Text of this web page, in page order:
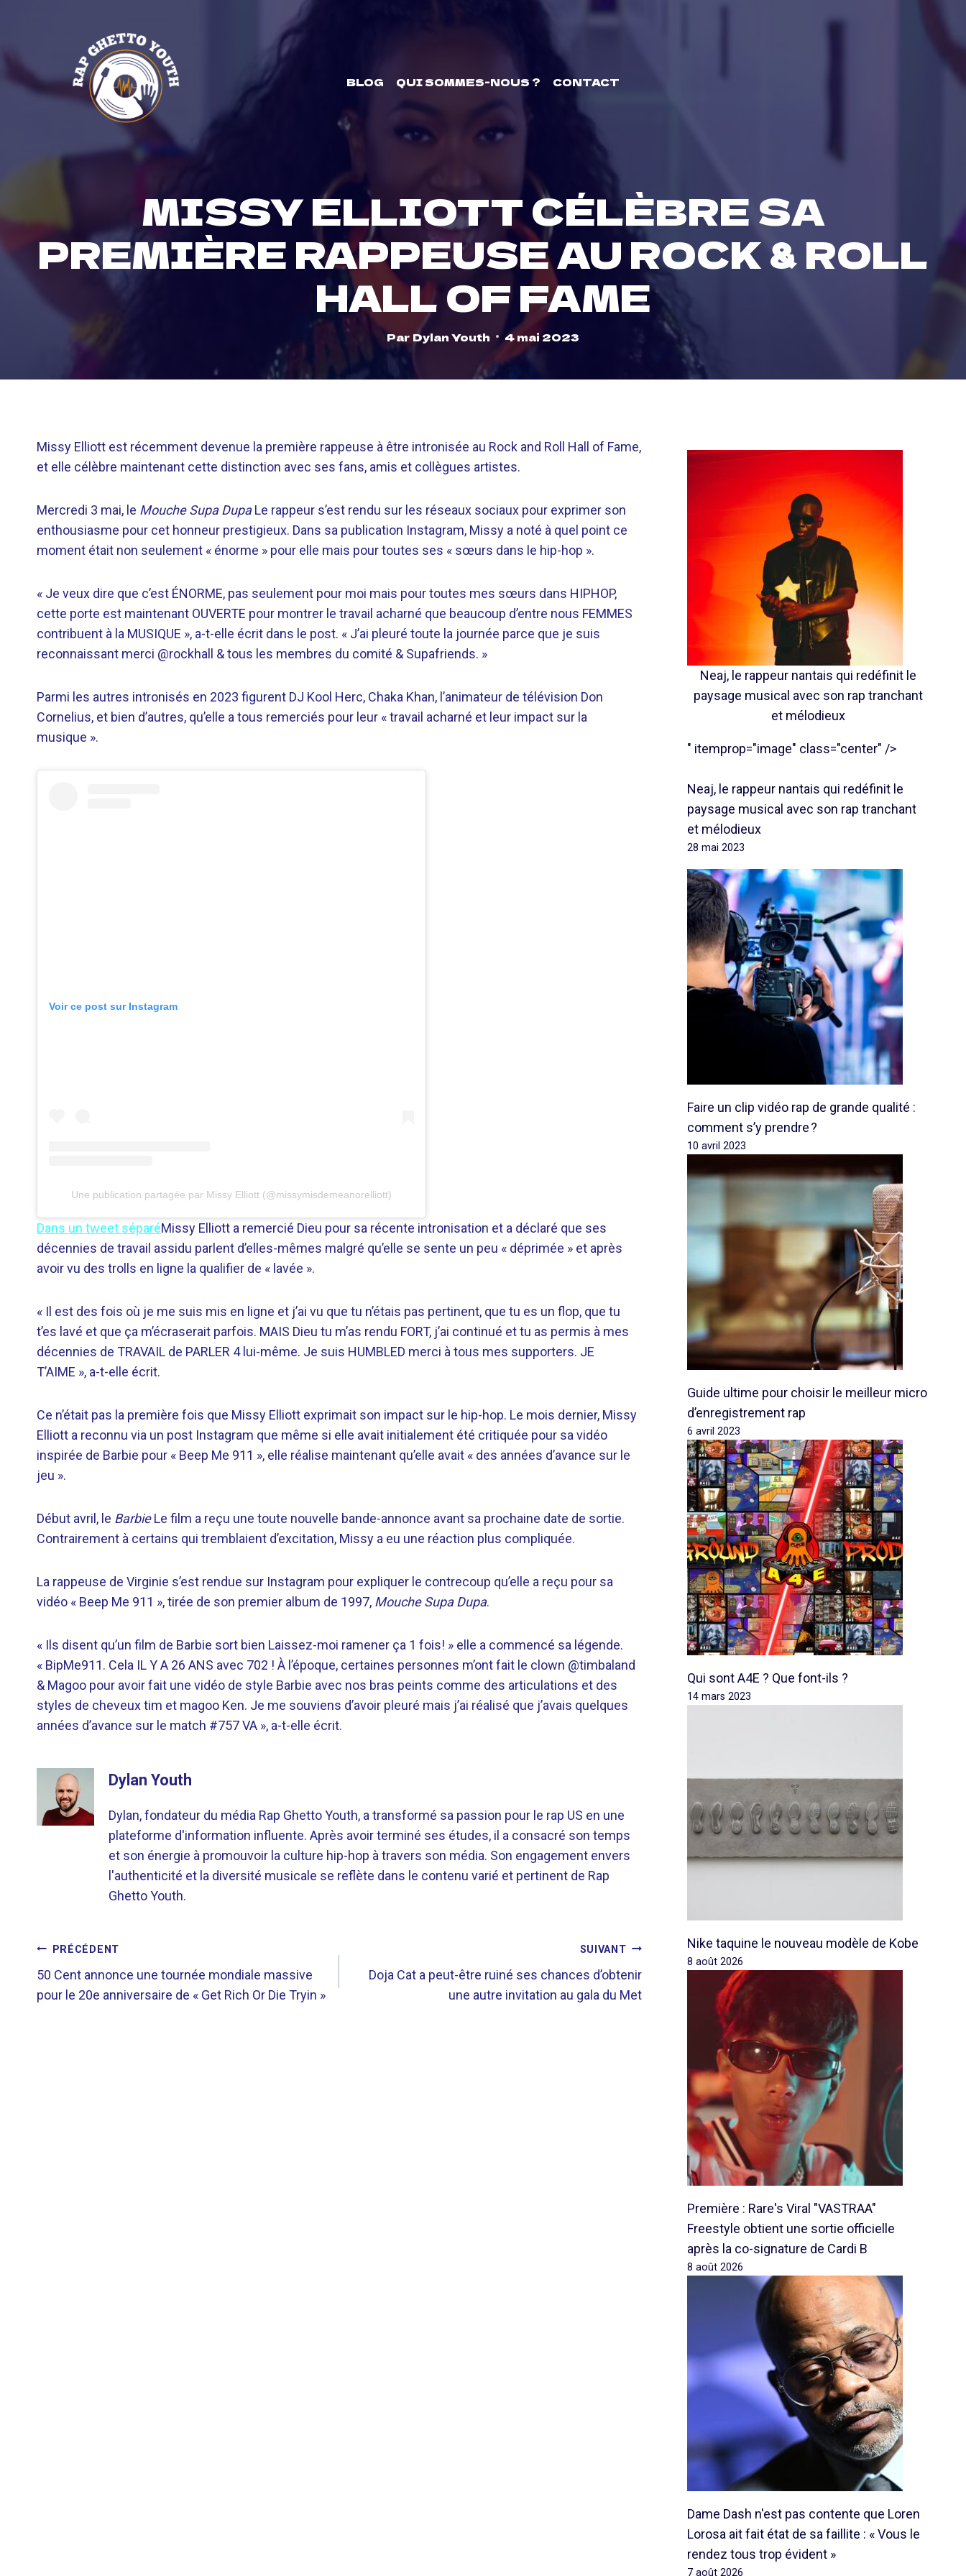
BLOG QUI SOMMES-NOUS ? CONTACT
MISSY ELLIOTT CÉLÈBRE SA
PREMIÈRE RAPPEUSE AU ROCK & ROLL
HALL OF FAME
Par Dylan Youth 4 mai 2023
Missy Elliott est récemment devenue la première rappeuse à être intronisée au Rock and Roll Hall of Fame,
et elle célèbre maintenant cette distinction avec ses fans, amis et collègues artistes.
Mercredi 3 mai, le Mouche Supa DupaLe rappeur s’est rendu sur les réseaux sociaux pour exprimer son
enthousiasme pour cet honneur prestigieux. Dans sa publication Instagram, Missy a noté à quel point ce
moment était non seulement « énorme » pour elle mais pour toutes ses « sœurs dans le hip-hop ».
« Je veux dire que c’est ÉNORME, pas seulement pour moi mais pour toutes mes sœurs dans HIPHOP,
cette porte est maintenant OUVERTE pour montrer le travail acharné que beaucoup d’entre nous FEMMES
contribuent à la MUSIQUE », a-t-elle écrit dans le post. « J’ai pleuré toute la journée parce que je suis
reconnaissant merci @rockhall & tous les membres du comité & Supafriends. »
Parmi les autres intronisés en 2023 figurent DJ Kool Herc, Chaka Khan, l’animateur de télévision Don
Cornelius, et bien d’autres, qu’elle a tous remerciés pour leur « travail acharné et leur impact sur la
musique ».
Voir ce post sur Instagram
Une publication partagée par Missy Elliott (@missymisdemeanorelliott)
Dans un tweet séparéMissy Elliott a remercié Dieu pour sa récente intronisation et a déclaré que ses
décennies de travail assidu parlent d’elles-mêmes malgré qu’elle se sente un peu « déprimée » et après
avoir vu des trolls en ligne la qualifier de « lavée ».
« Il est des fois où je me suis mis en ligne et j’ai vu que tu n’étais pas pertinent, que tu es un flop, que tu
t’es lavé et que ça m’écraserait parfois. MAIS Dieu tu m’as rendu FORT, j’ai continué et tu as permis à mes
décennies de TRAVAIL de PARLER 4 lui-même. Je suis HUMBLED merci à tous mes supporters. JE
T’AIME », a-t-elle écrit.
Ce n’était pas la première fois que Missy Elliott exprimait son impact sur le hip-hop. Le mois dernier, Missy
Elliott a reconnu via un post Instagram que même si elle avait initialement été critiquée pour sa vidéo
inspirée de Barbie pour « Beep Me 911 », elle réalise maintenant qu’elle avait « des années d’avance sur le
jeu ».
Début avril, le BarbieLe film a reçu une toute nouvelle bande-annonce avant sa prochaine date de sortie.
Contrairement à certains qui tremblaient d’excitation, Missy a eu une réaction plus compliquée.
La rappeuse de Virginie s’est rendue sur Instagram pour expliquer le contrecoup qu’elle a reçu pour sa
vidéo « Beep Me 911 », tirée de son premier album de 1997, Mouche Supa Dupa.
« Ils disent qu’un film de Barbie sort bien Laissez-moi ramener ça 1 fois! » elle a commencé sa légende.
« BipMe911. Cela IL Y A 26 ANS avec 702 ! À l’époque, certaines personnes m’ont fait le clown @timbaland
& Magoo pour avoir fait une vidéo de style Barbie avec nos bras peints comme des articulations et des
styles de cheveux tim et magoo Ken. Je me souviens d’avoir pleuré mais j’ai réalisé que j’avais quelques
années d’avance sur le match #757 VA », a-t-elle écrit.
Dylan Youth
Dylan, fondateur du média Rap Ghetto Youth, a transformé sa passion pour le rap US en une
plateforme d'information influente. Après avoir terminé ses études, il a consacré son temps
et son énergie à promouvoir la culture hip-hop à travers son média. Son engagement envers
l'authenticité et la diversité musicale se reflète dans le contenu varié et pertinent de Rap
Ghetto Youth.
NAVIGATION
DE
PRÉCÉDENT
50 Cent annonce une tournée mondiale massive
pour le 20e anniversaire de « Get Rich Or Die Tryin »
SUIVANT
Doja Cat a peut-être ruiné ses chances d’obtenir
une autre invitation au gala du Met
Neaj, le rappeur nantais qui redéfinit le
paysage musical avec son rap tranchant
et mélodieux
" itemprop="image" class="center" />
Neaj, le rappeur nantais qui redéfinit le
paysage musical avec son rap tranchant
et mélodieux
28 mai 2023
Faire un clip vidéo rap de grande qualité :
comment s’y prendre ?
10 avril 2023
Guide ultime pour choisir le meilleur micro
d’enregistrement rap
6 avril 2023
Qui sont A4E ? Que font-ils ?
14 mars 2023
Nike taquine le nouveau modèle de Kobe
8 août 2026
Première : Rare's Viral "VASTRAA"
Freestyle obtient une sortie officielle
après la co-signature de Cardi B
8 août 2026
Dame Dash n'est pas contente que Loren
Lorosa ait fait état de sa faillite : « Vous le
rendez tous trop évident »
7 août 2026